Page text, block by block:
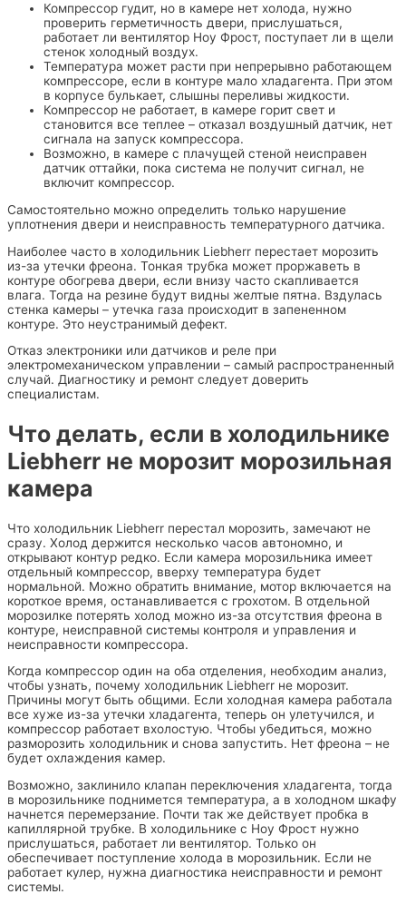
Компрессор гудит, но в камере нет холода, нужно
проверить герметичность двери, прислушаться,
работает ли вентилятор Ноу Фрост, поступает ли в щели
стенок холодный воздух.
Температура может расти при непрерывно работающем
компрессоре, если в контуре мало хладагента. При этом
в корпусе булькает, слышны переливы жидкости.
Компрессор не работает, в камере горит свет и
становится все теплее – отказал воздушный датчик, нет
сигнала на запуск компрессора.
Возможно, в камере с плачущей стеной неисправен
датчик оттайки, пока система не получит сигнал, не
включит компрессор.
Самостоятельно можно определить только нарушение
уплотнения двери и неисправность температурного датчика.
Наиболее часто в холодильник Liebherr перестает морозить
из-за утечки фреона. Тонкая трубка может проржаветь в
контуре обогрева двери, если внизу часто скапливается
влага. Тогда на резине будут видны желтые пятна. Вздулась
стенка камеры – утечка газа происходит в запененном
контуре. Это неустранимый дефект.
Отказ электроники или датчиков и реле при
электромеханическом управлении – самый распространенный
случай. Диагностику и ремонт следует доверить
специалистам.
Что делать, если в холодильнике
Liebherr не морозит морозильная
камера
Что холодильник Liebherr перестал морозить, замечают не
сразу. Холод держится несколько часов автономно, и
открывают контур редко. Если камера морозильника имеет
отдельный компрессор, вверху температура будет
нормальной. Можно обратить внимание, мотор включается на
короткое время, останавливается с грохотом. В отдельной
морозилке потерять холод можно из-за отсутствия фреона в
контуре, неисправной системы контроля и управления и
неисправности компрессора.
Когда компрессор один на оба отделения, необходим анализ,
чтобы узнать, почему холодильник Liebherr не морозит.
Причины могут быть общими. Если холодная камера работала
все хуже из-за утечки хладагента, теперь он улетучился, и
компрессор работает вхолостую. Чтобы убедиться, можно
разморозить холодильник и снова запустить. Нет фреона – не
будет охлаждения камер.
Возможно, заклинило клапан переключения хладагента, тогда
в морозильнике поднимется температура, а в холодном шкафу
начнется перемерзание. Почти так же действует пробка в
капиллярной трубке. В холодильнике с Ноу Фрост нужно
прислушаться, работает ли вентилятор. Только он
обеспечивает поступление холода в морозильник. Если не
работает кулер, нужна диагностика неисправности и ремонт
системы.